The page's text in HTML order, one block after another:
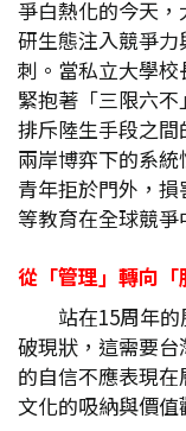
爭白熱化的今天
研生態注入競爭
刺。當私立大學
緊抱著「三限六
排斥陸生手段之
兩岸博弈下的系
青年拒於門外，
等教育在全球競爭
從「管理」轉向「
站在15周年
破現狀，這需要
的自信不應表現
文化的吸納與價值